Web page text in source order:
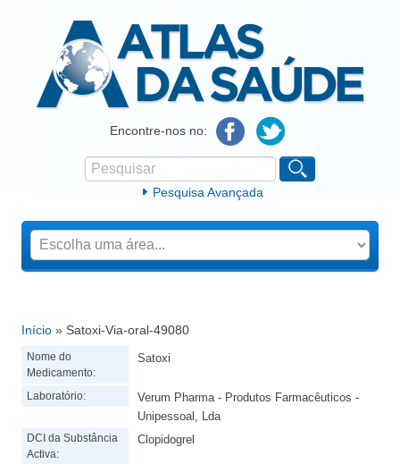
Atlas da SaúdeEncontre-nos no:
Formulário de procura
Pesquisar
Pesquisa Avançada
Está aqui
Início » Satoxi-Via-oral-49080
Nome do
Medicamento:
Satoxi
Laboratório:
Verum Pharma - Produtos Farmacêuticos -
Unipessoal, Lda
DCI da Substância
Activa:
Clopidogrel